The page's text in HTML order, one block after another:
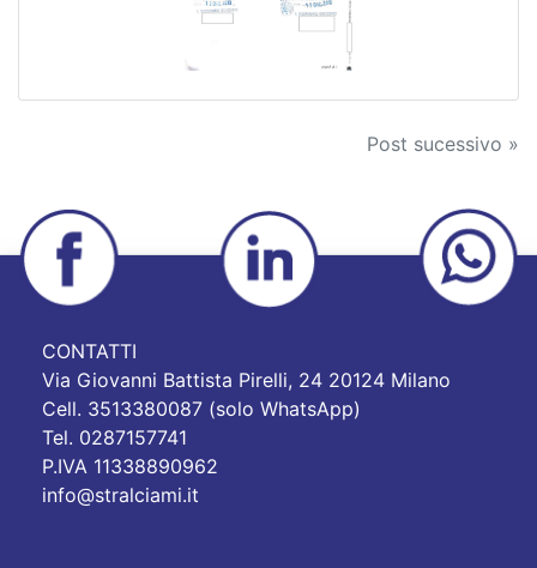
articoli
Post sucessivo »
CONTATTI
Via Giovanni Battista Pirelli, 24 20124 Milano
Cell. 3513380087 (solo WhatsApp)
Tel. 0287157741
P.IVA 11338890962
info@stralciami.it